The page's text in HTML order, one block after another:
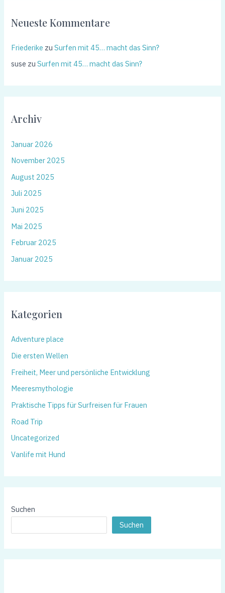
Neueste Kommentare
Friederike zuSurfen mit 45… macht das Sinn?
suse zuSurfen mit 45… macht das Sinn?
Archiv
Januar 2026
November 2025
August 2025
Juli 2025
Juni 2025
Mai 2025
Februar 2025
Januar 2025
Kategorien
Adventure place
Die ersten Wellen
Freiheit, Meer und persönliche Entwicklung
Meeresmythologie
Praktische Tipps für Surfreisen für Frauen
Road Trip
Uncategorized
Vanlife mit Hund
Suchen
Suchen